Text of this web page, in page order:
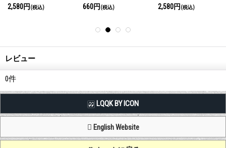
2,580円 (税込)
660円 (税込) 2,580円 (税込)
レビュー
0件
LQQK BY ICON
English Website